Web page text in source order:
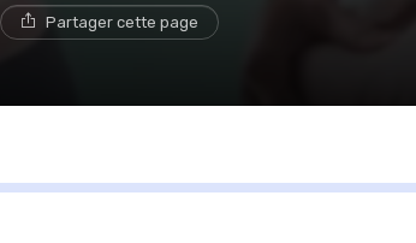
Partager cette page